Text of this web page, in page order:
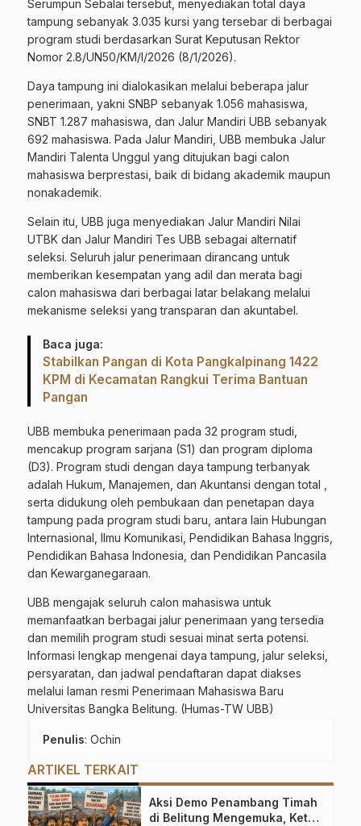
Serumpun Sebalai tersebut, menyediakan total daya
tampung sebanyak 3.035 kursi yang tersebar di berbagai
program studi berdasarkan Surat Keputusan Rektor
Nomor 2.8/UN50/KM/I/2026 (8/1/2026).
Daya tampung ini dialokasikan melalui beberapa jalur
penerimaan, yakni SNBP sebanyak 1.056 mahasiswa,
SNBT 1.287 mahasiswa, dan Jalur Mandiri UBB sebanyak
692 mahasiswa. Pada Jalur Mandiri, UBB membuka Jalur
Mandiri Talenta Unggul yang ditujukan bagi calon
mahasiswa berprestasi, baik di bidang akademik maupun
nonakademik.
Selain itu, UBB juga menyediakan Jalur Mandiri Nilai
UTBK dan Jalur Mandiri Tes UBB sebagai alternatif
seleksi. Seluruh jalur penerimaan dirancang untuk
memberikan kesempatan yang adil dan merata bagi
calon mahasiswa dari berbagai latar belakang melalui
mekanisme seleksi yang transparan dan akuntabel.
Baca juga:
Stabilkan Pangan di Kota Pangkalpinang 1422
KPM di Kecamatan Rangkui Terima Bantuan
Pangan
UBB membuka penerimaan pada 32 program studi,
mencakup program sarjana (S1) dan program diploma
(D3). Program studi dengan daya tampung terbanyak
adalah Hukum, Manajemen, dan Akuntansi dengan total ,
serta didukung oleh pembukaan dan penetapan daya
tampung pada program studi baru, antara lain Hubungan
Internasional, Ilmu Komunikasi, Pendidikan Bahasa Inggris,
Pendidikan Bahasa Indonesia, dan Pendidikan Pancasila
dan Kewarganegaraan.
UBB mengajak seluruh calon mahasiswa untuk
memanfaatkan berbagai jalur penerimaan yang tersedia
dan memilih program studi sesuai minat serta potensi.
Informasi lengkap mengenai daya tampung, jalur seleksi,
persyaratan, dan jadwal pendaftaran dapat diakses
melalui laman resmi Penerimaan Mahasiswa Baru
Universitas Bangka Belitung. (Humas-TW UBB)
Penulis: Ochin
ARTIKEL TERKAIT
Aksi Demo Penambang Timah
di Belitung Mengemuka, Ketua